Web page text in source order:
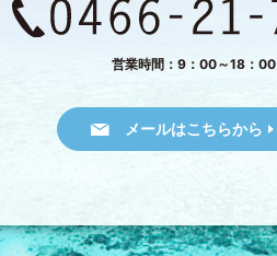
営業時間：9：00～18：00
メールはこちらから